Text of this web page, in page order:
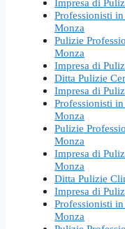
Professionisti
Monza
Pulizie
Monza
Impresa di
Ditta Pulizie
Impresa di
Professionisti
Monza
Pulizie
Monza
Impresa di
Monza
Ditta Pulizie
Impresa di
Professionisti
Monza